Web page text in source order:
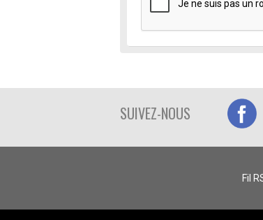
SUIVEZ-NOUS
Fil